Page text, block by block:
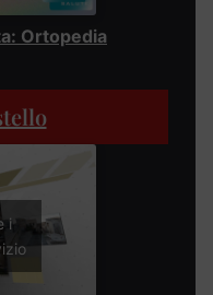
Ortopedia
i